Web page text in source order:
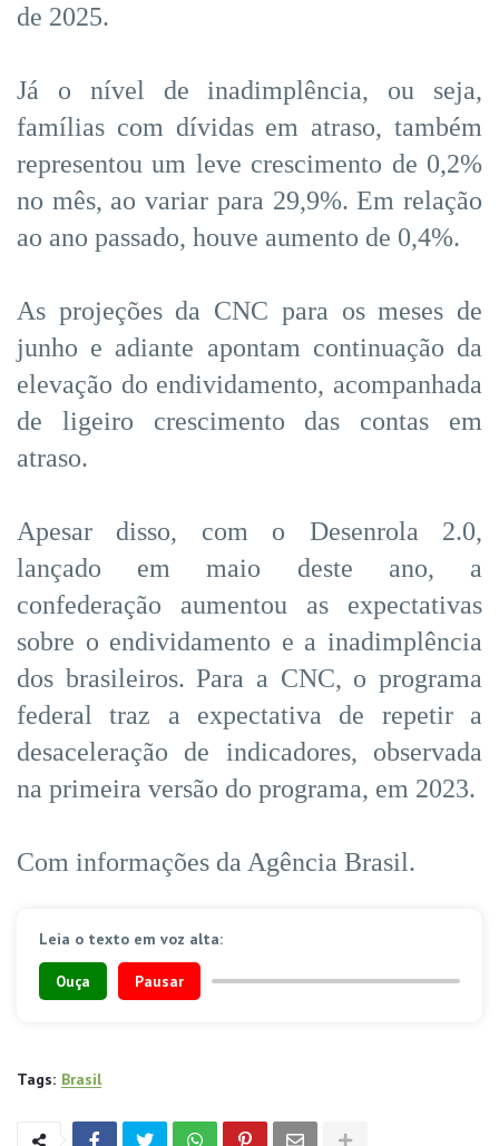
de 2025.
Já o nível de inadimplência, ou seja,
famílias com dívidas em atraso, também
representou um leve crescimento de 0,2%
no mês, ao variar para 29,9%. Em relação
ao ano passado, houve aumento de 0,4%.
As projeções da CNC para os meses de
junho e adiante apontam continuação da
elevação do endividamento, acompanhada
de ligeiro crescimento das contas em
atraso.
Apesar disso, com o Desenrola 2.0,
lançado em maio deste ano, a
confederação aumentou as expectativas
sobre o endividamento e a inadimplência
dos brasileiros. Para a CNC, o programa
federal traz a expectativa de repetir a
desaceleração de indicadores, observada
na primeira versão do programa, em 2023.
Com informações da Agência Brasil.
Leia o texto em voz alta:
Ouça Pausar
Tags: Brasil